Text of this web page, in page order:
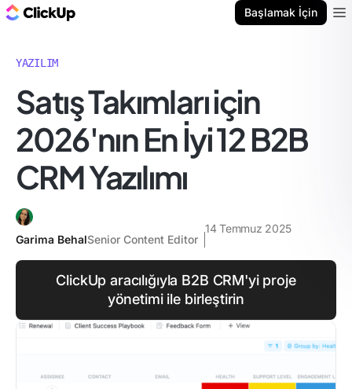
Başlamak İçin
YAZILIM
Satış Takımları için
2026'nın En İyi 12 B2B
CRM Yazılımı
Garima BehalSenior Content Editor
14 Temmuz 2025
ClickUp aracılığıyla B2B CRM'yi proje
yönetimi ile birleştirin